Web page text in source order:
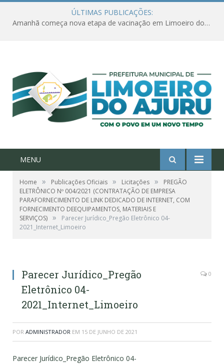
ÚLTIMAS PUBLICAÇÕES:
Amanhã começa nova etapa de vacinação em Limoeiro do Ajuru para idosos com 65 ou mais
MENU
Home » Publicações Oficiais » Licitações »
PREGÃO
ELETRÔNICO Nº 004/2021 (CONTRATAÇÃO DE EMPRESA
PARAFORNECIMENTO DE LINK DEDICADO DE INTERNET, COM
FORNECIMENTO DEEQUIPAMENTOS, MATERIAIS E
SERVIÇOS) »
Parecer Jurídico_Pregão Eletrônico 04-
2021_Internet_Limoeiro
Parecer Jurídico_Pregão
Eletrônico 04-
2021_Internet_Limoeiro
0
POR ADMINISTRADOR EM 15 DE JUNHO DE 2021
Parecer Jurídico_Pregão Eletrônico 04-